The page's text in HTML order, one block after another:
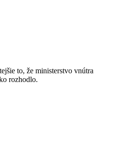
to, že ministerstvo vnútra
rozhodlo.